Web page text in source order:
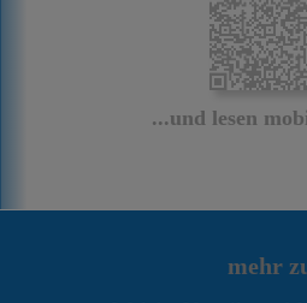
...und lesen
mehr